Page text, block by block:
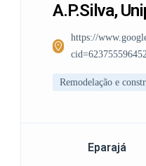
A.P.Silva,
https://
Remodelação e
Eparajá